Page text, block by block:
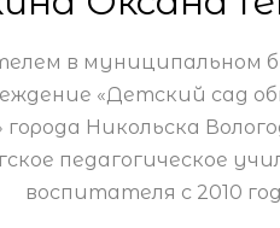
в муниципальном
«Детский сад
города Никольска
педагогическое
воспитателя с 2010